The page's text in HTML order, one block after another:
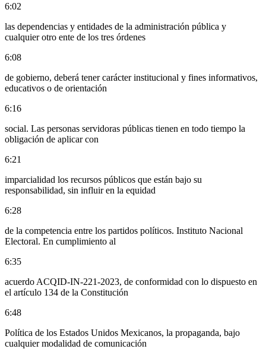
6:02
las dependencias y entidades de la administración pública y
cualquier otro ente de los tres órdenes
6:08
de gobierno, deberá tener carácter institucional y fines informativos,
educativos o de orientación
6:16
social. Las personas servidoras públicas tienen en todo tiempo la
obligación de aplicar con
6:21
imparcialidad los recursos públicos que están bajo su
responsabilidad, sin influir en la equidad
6:28
de la competencia entre los partidos políticos. Instituto Nacional
Electoral. En cumplimiento al
6:35
acuerdo ACQID-IN-221-2023, de conformidad con lo dispuesto en
el artículo 134 de la Constitución
6:48
Política de los Estados Unidos Mexicanos, la propaganda, bajo
cualquier modalidad de comunicación